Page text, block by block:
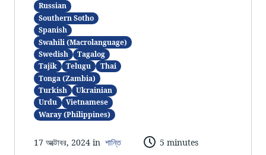
Russian
Southern Sotho
Spanish
Swahili (Macrolanguage)
Swedish
Tagalog
Tajik
Telugu
Thai
Tonga (Zambia)
Turkish
Ukrainian
Urdu
Vietnamese
Waray (Philippines)
17 অক্টোবর, 2024 in শান্তি 5 minutes